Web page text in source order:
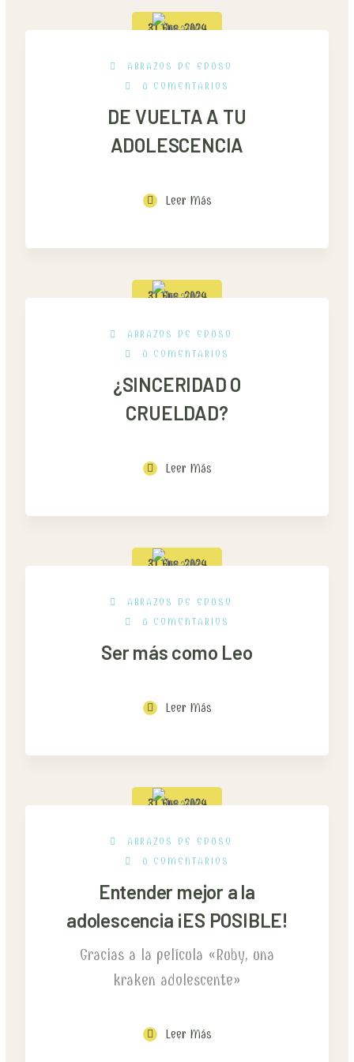
31 Ene, 2024
ABRAZOS DE EDUSO
0 COMENTARIOS
DE VUELTA A TU
ADOLESCENCIA
Leer Más
31 Ene, 2024
ABRAZOS DE EDUSO
0 COMENTARIOS
¿SINCERIDAD O
CRUELDAD?
Leer Más
31 Ene, 2024
ABRAZOS DE EDUSO
0 COMENTARIOS
Ser más como Leo
Leer Más
31 Ene, 2024
ABRAZOS DE EDUSO
0 COMENTARIOS
Entender mejor a la
adolescencia ¡ES POSIBLE!
Gracias a la película «Ruby, una
kraken adolescente»
Leer Más